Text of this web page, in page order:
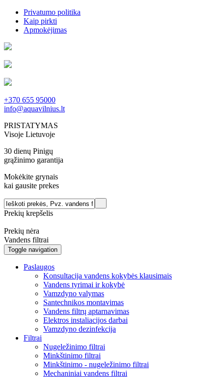
Privatumo politika
Kaip pirkti
Apmokėjimas
+370 655 95000
info@aquavilnius.lt
PRISTATYMAS
Visoje Lietuvoje
30 dienų Pinigų
grąžinimo garantija
Mokėkite grynais
kai gausite prekes
Prekių krepšelis
Prekių nėra
Vandens filtrai
Toggle navigation
Paslaugos
Konsultacija vandens kokybės klausimais
Vandens tyrimai ir kokybė
Vamzdyno valymas
Santechnikos montavimas
Vandens filtrų aptarnavimas
Elektros instaliacijos darbai
Vamzdyno dezinfekcija
Filtrai
Nugeležinimo filtrai
Minkštinimo filtrai
Minkštinimo - nugeležinimo filtrai
Mechaniniai vandens filtrai